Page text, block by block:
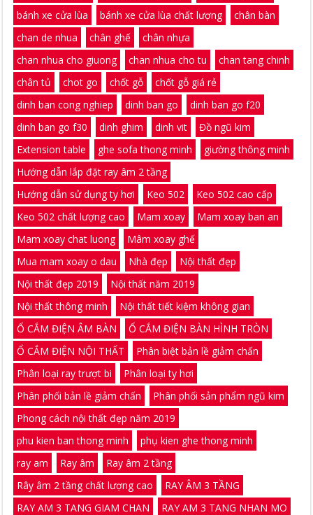
bánh xe cửa lùa
bánh xe cửa lùa chất lượng
chân bàn
chan de nhua
chân ghế
chân nhựa
chan nhua cho giuong
chan nhua cho tu
chan tang chinh
chân tủ
chot go chốt gỗ
chốt gỗ giá rẻ
dinh ban cong nghiep
dinh ban go
dinh ban go f20
dinh ban go f30
dinh ghim dinh vit
Đồ ngũ kim
Extension table
ghe sofa thong minh
giường thông minh
Hướng dẫn lắp đặt ray âm 2 tầng
Hướng dẫn sử dụng ty hơi
Keo 502
Keo 502 cao cấp
Keo 502 chất lượng cao
Mam xoay
Mam xoay ban an
Mam xoay chat luong
Mâm xoay ghế
Mua mam xoay o dau
Nhà đẹp
Nội thất đẹp
Nội thất đẹp 2019
Nội thất năm 2019
Nội thất thông minh
Nội thất tiết kiệm không gian
Ổ CẮM ĐIỆN ÂM BÀN
Ổ CẮM ĐIỆN BÀN HÌNH TRÒN
Ổ CẮM ĐIỆN NỘI THẤT
Phân biệt bản lề giảm chấn
Phân loại ray trượt bi
Phân loại ty hơi
Phân phối bản lề giảm chấn
Phân phối sản phẩm ngũ kim
Phong cách nội thất đẹp năm 2019
phu kien ban thong minh
phụ kien ghe thong minh
ray am
Ray âm
Ray âm 2 tầng
Rây âm 2 tầng chất lượng cao
RAY ÂM 3 TẦNG
RAY AM 3 TANG GIAM CHAN
RAY AM 3 TANG NHAN MO